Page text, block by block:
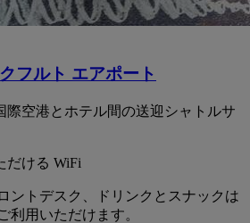
フルト エアポート
際空港とホテル間の送迎シャトルサ
だける WiFi
ントデスク、ドリンクとスナックは
利用いただけます。